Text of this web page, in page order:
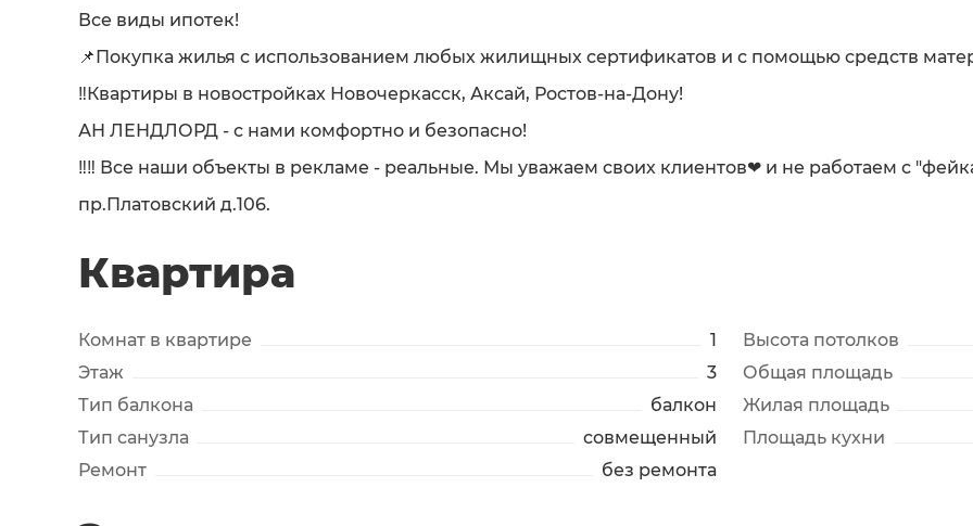
Все виды ипотек!
📌Покупка жилья с использованием любых жилищных сертификатов и с помощью средств
‼Квартиры в новостройках Новочеркасск, Аксай, Ростов-на-Дону!
АН ЛЕНДЛОРД - с нами комфортно и безопасно!
‼‼ Все наши объекты в рекламе - реальные. Мы уважаем своих клиентов❤ и не работаем с
пр.Платовский д.106.
Квартира
Комнат в квартире
1
Этаж
3
Тип балкона
балкон
Тип санузла
совмещенный
Ремонт
без ремонта
Высота потолков
Общая площадь
Жилая площадь
Площадь кухни